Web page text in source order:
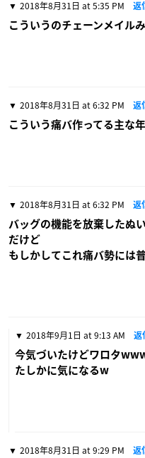
2018年8月31日 at 5:35 PM 返
こういうのチェーンメイル
2018年8月31日 at 6:32 PM 返
こういう痛バ作ってる主な
2018年8月31日 at 6:32 PM 返
バッグの機能を放棄したぬ
だけど
もしかしてこれ痛バ勢には
2018年9月1日 at 9:13 AM 返
今気づいたけどワロタ
たしかに気になるw
2018年8月31日 at 9:29 PM 返